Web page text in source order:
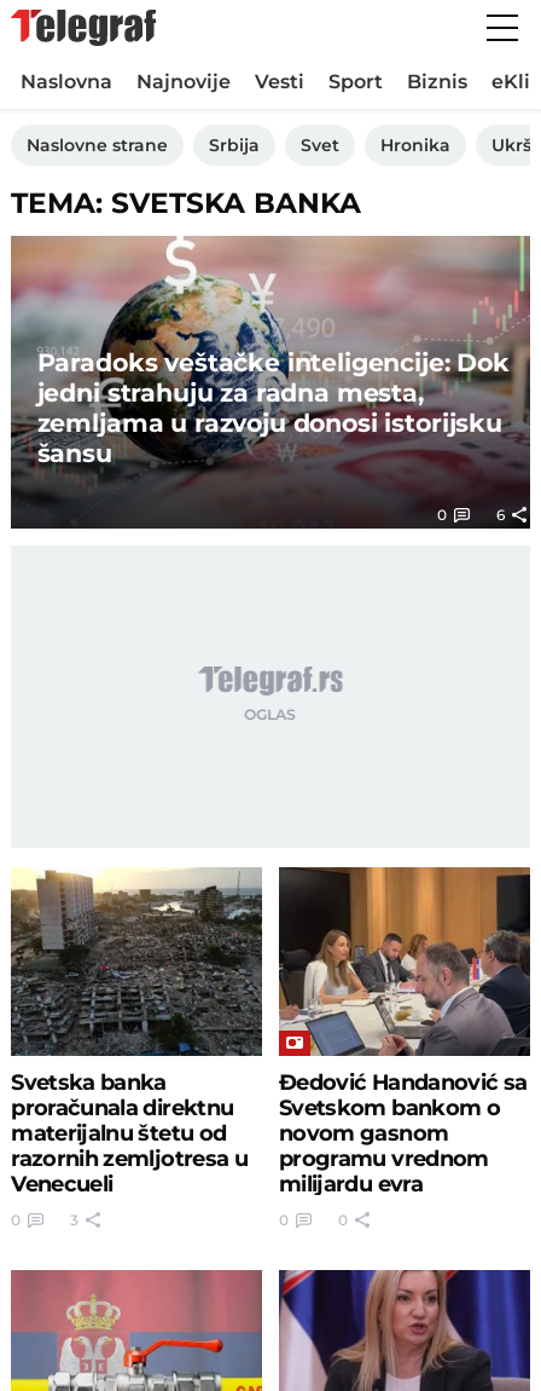
Naslovna Najnovije Vesti Sport Biznis
Naslovne strane Srbija Svet Hronika
TEMA: SVETSKA BANKA
Paradoks veštačke inteligencije: Dok
jedni strahuju za radna mesta,
zemljama u razvoju donosi istorijsku
šansu
0 6
Svetska banka
proračunala direktnu
materijalnu štetu od
razornih zemljotresa u
Venecueli
0 3
Đedović Handanović sa
Svetskom bankom o
novom gasnom
programu vrednom
milijardu evra
0 0